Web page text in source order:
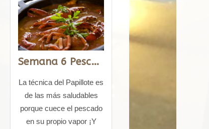
Semana 6 Pescados y Mariscos al papillote
La técnica del Papillote es
de las más saludables
porque cuece el pescado
en su propio vapor ¡Y